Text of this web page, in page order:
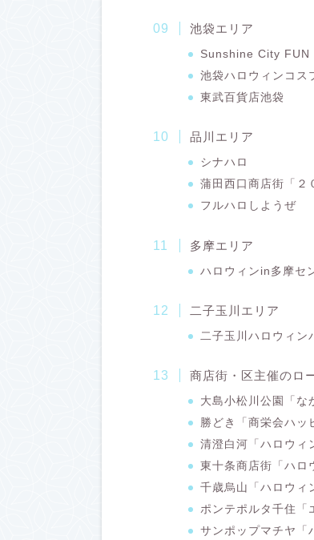
池袋エリア
Sunshine City FUN
池袋ハロウィンコス
東武百貨店池袋
品川エリア
シナハロ
蒲田西口商店街「２
フルハロしようぜ
多摩エリア
ハロウィンin多摩セ
二子玉川エリア
二子玉川ハロウィン
商店街・区主催のロ
大島小松川公園「な
勝どき「商栄会ハッ
清澄白河「ハロウィ
東十条商店街「ハロ
千歳烏山「ハロウィ
ポンテポルタ千住「
サンポップマチヤ「